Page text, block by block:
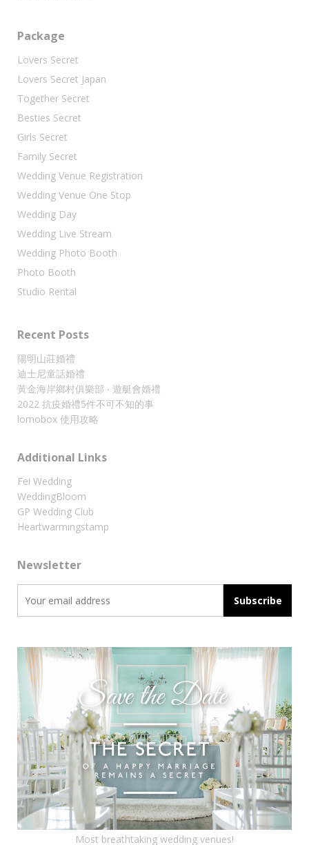
Package
Lovers Secret
Lovers Secret Japan
Together Secret
Besties Secret
Girls Secret
Family Secret
Wedding Venue Registration
Wedding Venue One Stop
Wedding Day
Wedding Live Stream
Wedding Photo Booth
Photo Booth
Studio Rental
Recent Posts
陽明山莊婚禮
迪士尼童話婚禮
黃金海岸鄉村俱樂部 ‧ 遊艇會婚禮
2022 抗疫婚禮5件不可不知的事
lomobox 使用攻略
Additional Links
Fei Wedding
WeddingBloom
GP Wedding Club
Heartwarmingstamp
Newsletter
Most breathtaking wedding venues!